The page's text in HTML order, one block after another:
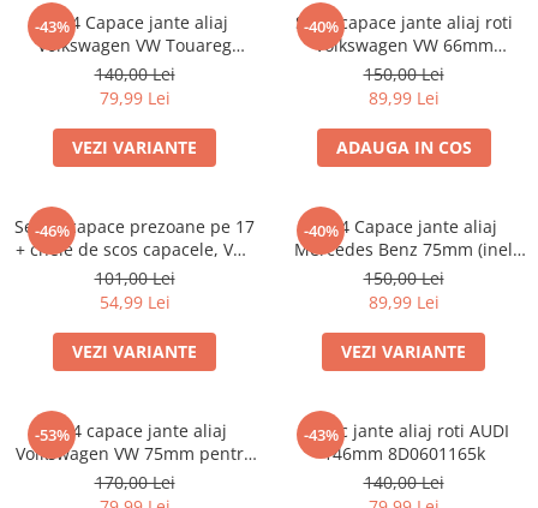
-43%
Set 4 Capace jante aliaj
Volkswagen VW Touareg
7L6601149
140,00 Lei
79,99 Lei
VEZI VARIANTE
-40%
Set 4 capace jante aliaj roti
Volkswagen VW 66mm
5G0601171
150,00 Lei
89,99 Lei
ADAUGA IN COS
-46%
Set 20 capace prezoane pe 17
+ cheie de scos capacele, VW/
Audi /Skoda
101,00 Lei
54,99 Lei
VEZI VARIANTE
-40%
set 4 Capace jante aliaj
Mercedes Benz 75mm (inel
prindere)
150,00 Lei
89,99 Lei
VEZI VARIANTE
-53%
Set 4 capace jante aliaj
Volkswagen VW 75mm pentru
jante originale Mercedes
A1714000025
170,00 Lei
-43%
Capac jante aliaj roti AUDI
146mm 8D0601165k
140,00 Lei